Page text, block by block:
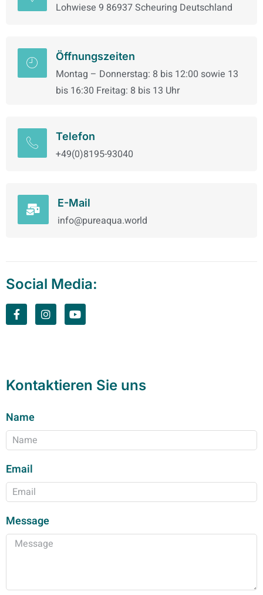
Kontaktieren Sie uns
Name
Email
Message
Lohwiese 9 86937 Scheuring Deutschland
Öffnungszeiten
Montag – Donnerstag: 8 bis 12:00 sowie 13
bis 16:30 Freitag: 8 bis 13 Uhr
Telefon
+49(0)8195-93040
E-Mail
info@pureaqua.world
Social Media: